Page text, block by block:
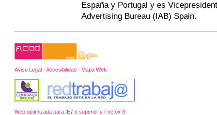
España y Portugal y es
Advertising Bureau (IAB) Spain.
Aviso Legal - Accesibilidad - Mapa Web
Web optimizada para IE7 o superior y Firefox 3